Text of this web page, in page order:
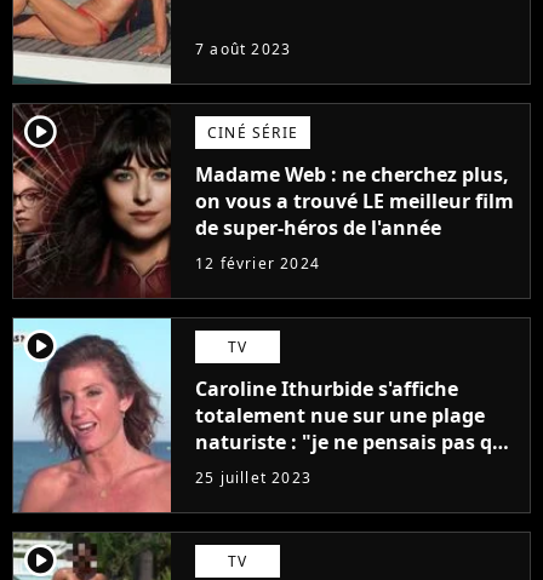
7 août 2023
player2 CINÉ SÉRIE
Madame Web : ne cherchez plus,
on vous a trouvé LE meilleur film
de super-héros de l'année
12 février 2024
player2 TV
Caroline Ithurbide s'affiche
totalement nue sur une plage
naturiste : "je ne pensais pas que
j'arriverais à le faire..."
25 juillet 2023
player2 TV